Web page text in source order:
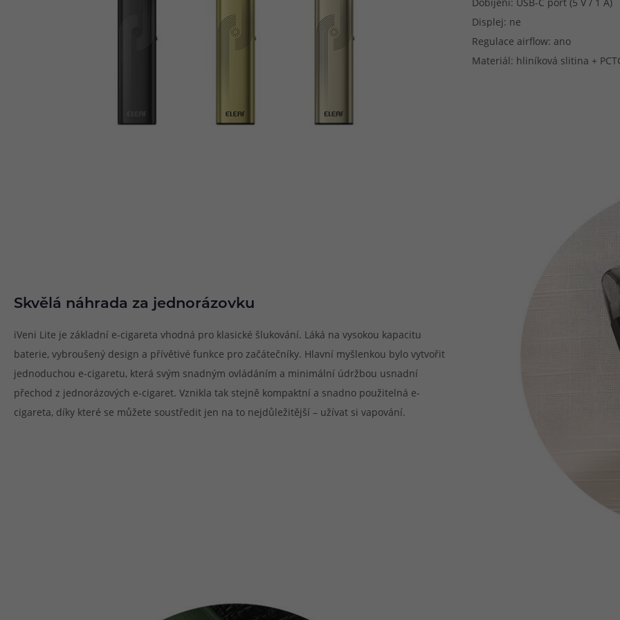
Dobíjení: USB-C port (5 V / 1 A)
Displej: ne
Regulace airflow: ano
Materiál: hliníková slitina +
Skvělá náhrada za jednorázovku
iVeni Lite je základní e-cigareta vhodná pro klasické šlukování. Láká na vysokou kapacitu
baterie, vybroušený design a přívětivé funkce pro začátečníky. Hlavní myšlenkou bylo vytvořit
jednoduchou e-cigaretu, která svým snadným ovládáním a minimální údržbou usnadní
přechod z jednorázových e-cigaret. Vznikla tak stejně kompaktní a snadno použitelná e-
cigareta, díky které se můžete soustředit jen na to nejdůležitější – užívat si vapování.